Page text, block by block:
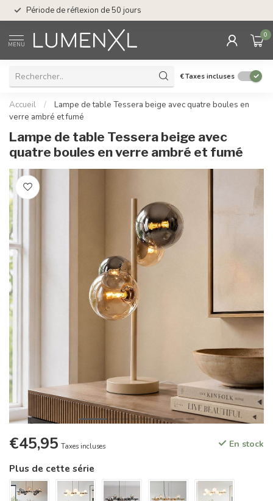
Période de réflexion de 50 jours
MENU
0
€Taxes incluses
Accueil /
Lampe de table Tessera beige avec quatre boules en
verre ambré et fumé
Lampe de table Tessera beige avec
quatre boules en verre ambré et fumé
€45,95 Taxes incluses En stock
Plus de cette série